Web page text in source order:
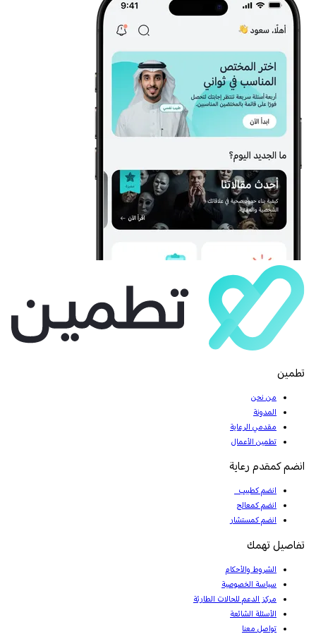
تطمين
من نحن
المدونة
مقدمي الرعاية
تطمين الأعمال
انضم كمقدم رعاية
انضم كطبيب
انضم كمعالج
انضم كمستشار
تفاصيل تهمك
الشروط والأحكام
سياسة الخصوصية
مركز الدعم للحالات الطارئة
الأسئلة الشائعة
تواصل معنا